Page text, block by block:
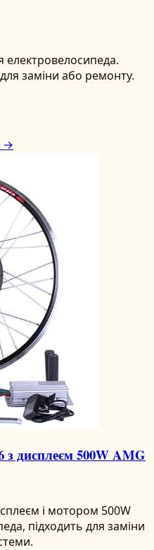
електровелосипеда.
для заміни або ремонту.
→
з дисплеєм 500W AMG
і мотором 500W
підходить для заміни